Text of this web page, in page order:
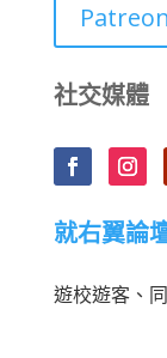
社交媒體
就右翼論
遊校遊客、